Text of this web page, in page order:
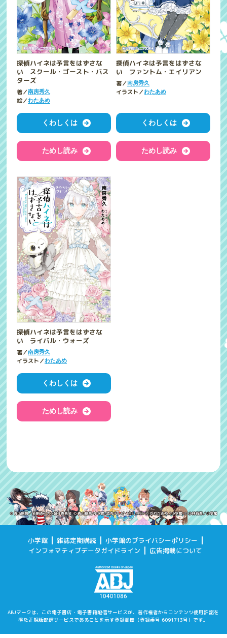
探偵ハイネは予言をはずさな
い スクール・ゴースト・バス
ターズ
著／南房秀久
絵／わたあめ
くわしくは
ためし読み
探偵ハイネは予言をはずさな
い ファントム・エイリアン
著／南房秀久
イラスト／わたあめ
くわしくは
ためし読み
探偵ハイネは予言をはずさな
い ライバル・ウォーズ
著／南房秀久
イラスト／わたあめ
くわしくは
ためし読み
小学館 雑誌定期購読
小学館のプライバシーポリシー
インフォマティブデータガイドライン
広告掲載について
ABJマークは、この電子書店・電子書籍配信サービスが、著作権者からコンテンツ使用許諾を
得た正規版配信サービスであることを示す登録商標（登録番号 6091713号）です。